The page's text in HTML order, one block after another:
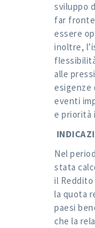
sviluppo
far
essere
inoltre,
alle
esigenze
eventi
e priorità
Nel
stata
il
la quota
paesi
che la